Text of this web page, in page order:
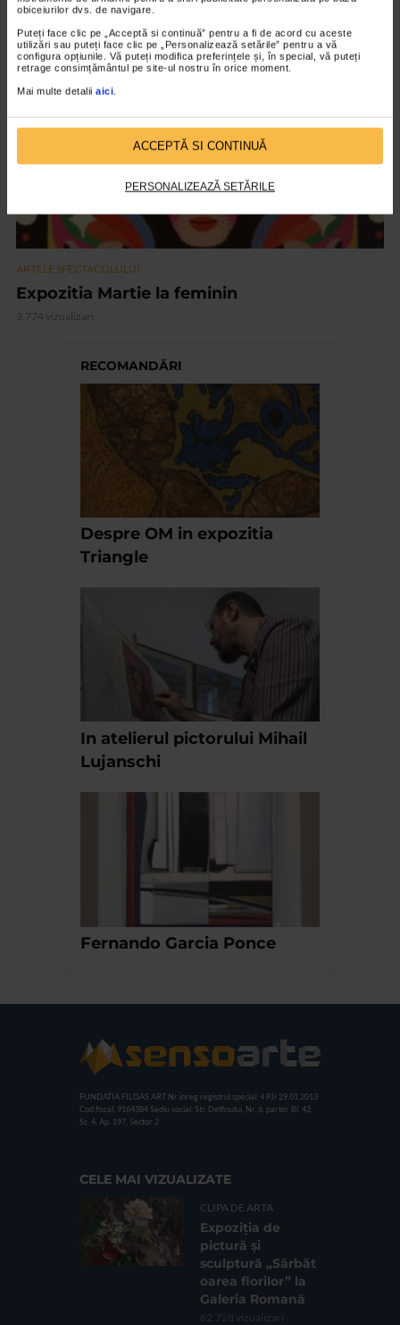
obiceiurilor dvs. de navigare.
Puteți face clic pe „Acceptă si continuă” pentru a fi de acord cu aceste
utilizări sau puteți face clic pe „Personalizează setările” pentru a vă
configura opțiunile. Vă puteți modifica preferințele și, în special, vă puteți
retrage consimțământul pe site-ul nostru în orice moment.
Mai multe detalii aici
ACCEPTĂ SI CONTINUĂ
PERSONALIZEAZĂ SETĂRILE
12.597 vizualizari
VIDEO
ARTELE SPECTACOLULUI
Expozitia Martie la feminin
3.774 vizualizari
RECOMANDĂRI
Despre OM in expozitia
Triangle
In atelierul pictorului Mihail
Lujanschi
Fernando Garcia Ponce
FUNDATIA FILDAS ART Nr inreg registrul special: 4 PJ/ 29.01.2013
Cod fiscal: 9164384 Sediu social: Str. Delfinului, Nr. 6, parter Bl. 42,
Sc. 4, Ap. 197, Sector 2
CELE MAI VIZUALIZATE
CLIPA DE ARTA
Expoziția de
pictură și
sculptură „Sărbăt
oarea florilor” la
Galeria Romană
62.728 vizualizari